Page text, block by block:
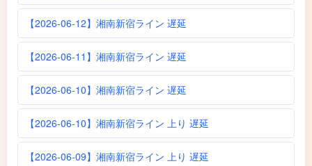
【2026-06-12】湘南新宿ライン 遅延
【2026-06-11】湘南新宿ライン 遅延
【2026-06-10】湘南新宿ライン 遅延
【2026-06-10】湘南新宿ライン 上り 遅延
【2026-06-09】湘南新宿ライン 上り 遅延